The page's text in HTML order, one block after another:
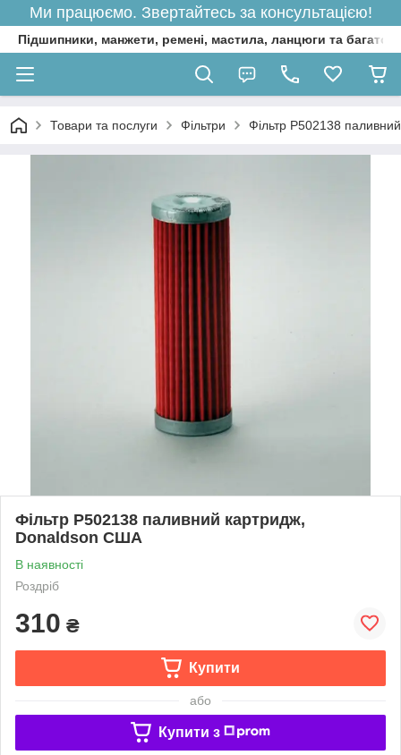
Ми працюємо. Звертайтесь за консультацією!
Підшипники, манжети, ремені, мастила, ланцюги та багато
Товари та послуги Фільтри Фільтр P502138
Фільтр P502138 паливний картридж,
Donaldson США
В наявності
Роздріб
310 ₴
Купити
або
Купити з